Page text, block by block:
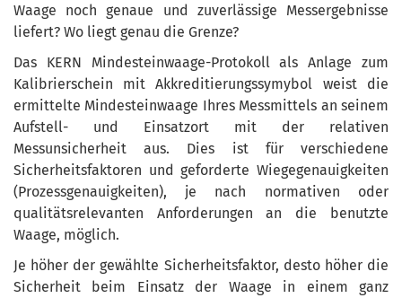
Waage noch genaue und zuverlässige Messergebnisse
liefert? Wo liegt genau die Grenze?
Das KERN Mindesteinwaage-Protokoll als Anlage zum
Kalibrierschein mit Akkreditierungssymybol weist die
ermittelte Mindesteinwaage Ihres Messmittels an seinem
Aufstell- und Einsatzort mit der relativen
Messunsicherheit aus. Dies ist für verschiedene
Sicherheitsfaktoren und geforderte Wiegegenauigkeiten
(Prozessgenauigkeiten), je nach normativen oder
qualitätsrelevanten Anforderungen an die benutzte
Waage, möglich.
Je höher der gewählte Sicherheitsfaktor, desto höher die
Sicherheit beim Einsatz der Waage in einem ganz